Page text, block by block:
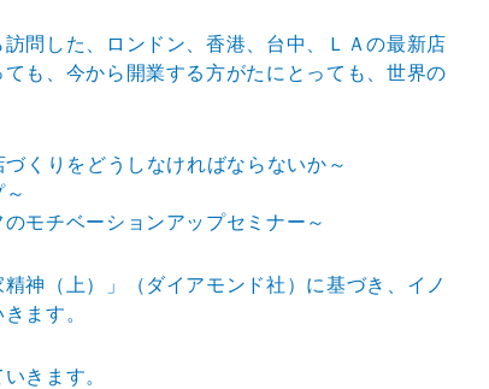
問し た、ロンドン、香港、台中、ＬＡの最新店
も、今から開業する方がたにとっても、世界の
く りをどうしなければならないか～
のモチベーションアップセミナー～
神（
上）」（ダイアモンド社）に基づき、イノ
ます。
きま す。